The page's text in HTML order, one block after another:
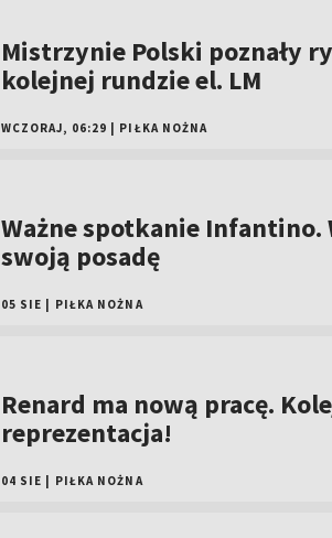
Mistrzynie Polski poznały
kolejnej rundzie el. LM
WCZORAJ, 06:29 PIŁKA NOŻNA
Ważne spotkanie Infantino.
swoją posadę
05 SIE PIŁKA NOŻNA
Renard ma nową pracę.
reprezentacja!
04 SIE PIŁKA NOŻNA